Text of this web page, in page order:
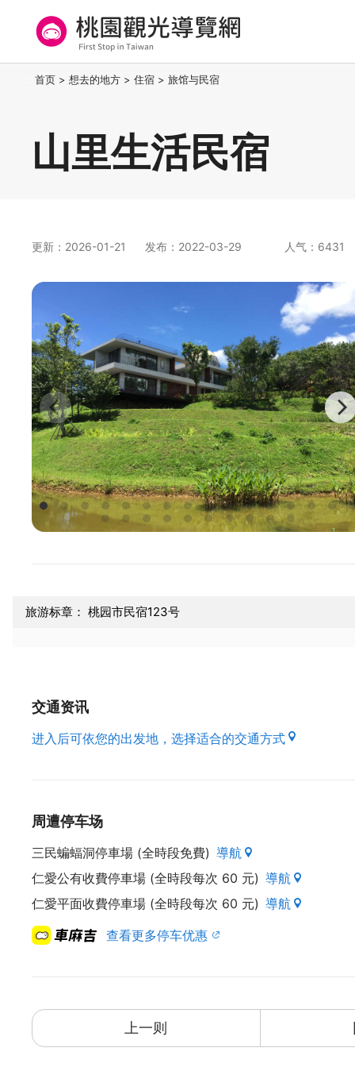
要
桃园观光导览网
首页 > 想去的地方 > 住宿 > 旅馆与民宿
山里生活民宿
更新：2026-01-21 发布：2022-03-29 人气：6431
旅游标章： 桃园市民宿123号
交通资讯
进入后可依您的出发地，选择适合的交通方式
周遭停车场
三民蝙蝠洞停車場 (全時段免費) 導航
仁愛公有收費停車場 (全時段每次 60 元) 導航
仁愛平面收費停車場 (全時段每次 60 元) 導航
查看更多停车优惠
上一则